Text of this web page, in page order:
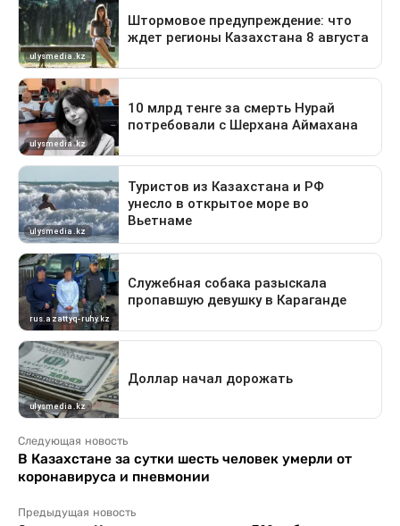
Следующая новость
В Казахстане за сутки шесть человек умерли от
коронавируса и пневмонии
Предыдущая новость